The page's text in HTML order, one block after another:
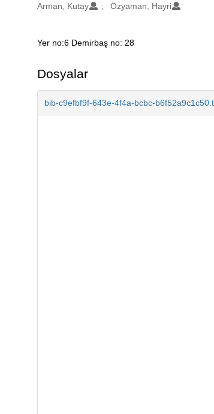
Oluşturanlar
Arman, Kutay Özyaman, Hayri
Açıklama
Yer no:6 Demirbaş no: 28
Dosyalar
bib-c9efbf9f-643e-4f4a-bcbc-